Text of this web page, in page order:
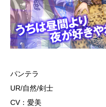
パンテラ
UR/自然/剣士
CV：愛美